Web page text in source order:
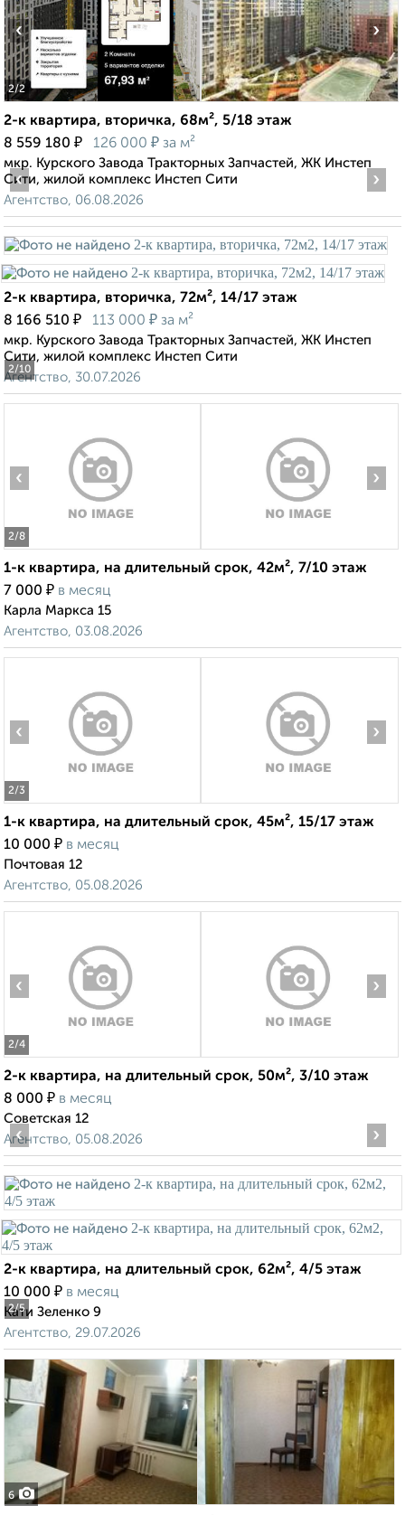
2/2
‹ ›
2-к квартира, вторичка, 68м², 5/18 этаж
8 559 180 ₽ 126 000 ₽ за м²
мкр. Курского Завода Тракторных Запчастей, ЖК Инстеп
Сити, жилой комплекс Инстеп Сити
Агентство, 06.08.2026
2/10
‹ ›
2-к квартира, вторичка, 72м², 14/17 этаж
8 166 510 ₽ 113 000 ₽ за м²
мкр. Курского Завода Тракторных Запчастей, ЖК Инстеп
Сити, жилой комплекс Инстеп Сити
Агентство, 30.07.2026
2/8
‹ ›
1-к квартира, на длительный срок, 42м², 7/10 этаж
7 000 ₽ в месяц
Карла Маркса 15
Агентство, 03.08.2026
2/3
‹ ›
1-к квартира, на длительный срок, 45м², 15/17 этаж
10 000 ₽ в месяц
Почтовая 12
Агентство, 05.08.2026
2/4
‹ ›
2-к квартира, на длительный срок, 50м², 3/10 этаж
8 000 ₽ в месяц
Советская 12
Агентство, 05.08.2026
2/5
‹ ›
2-к квартира, на длительный срок, 62м², 4/5 этаж
10 000 ₽ в месяц
Кати Зеленко 9
Агентство, 29.07.2026
6